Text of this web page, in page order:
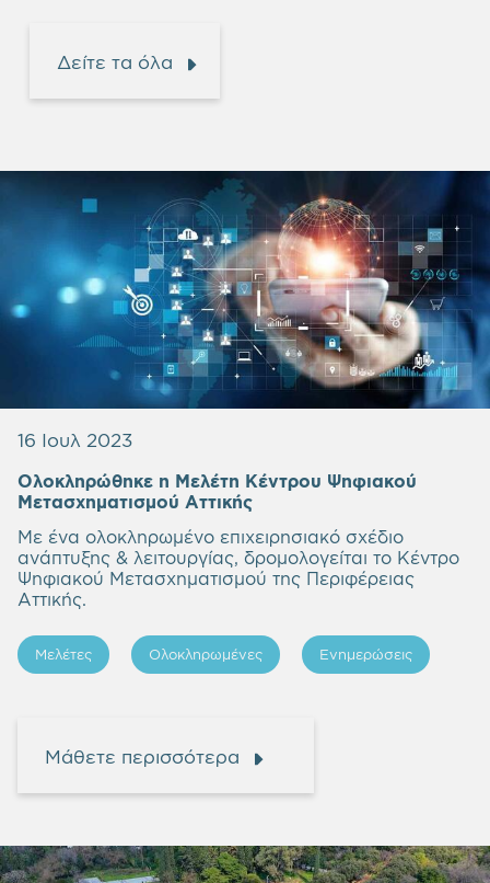
Δείτε τα όλα
16 Ιουλ 2023
Ολοκληρώθηκε η Μελέτη Κέντρου Ψηφιακού
Μετασχηματισμού Αττικής
Με ένα ολοκληρωμένο επιχειρησιακό σχέδιο
ανάπτυξης & λειτουργίας, δρομολογείται το Κέντρο
Ψηφιακού Μετασχηματισμού της Περιφέρειας
Αττικής.
Μελέτες Ολοκληρωμένες Ενημερώσεις
Μάθετε περισσότερα